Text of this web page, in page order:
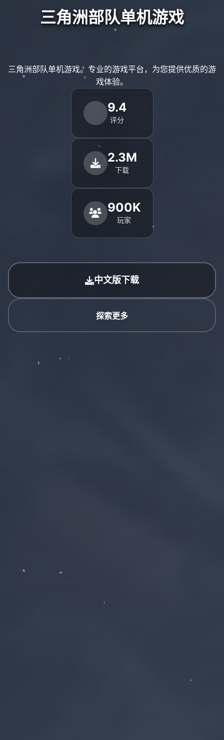
三角洲部队单机游戏
三角洲部队单机游戏。专业的游戏平台，为您提供优质的游
戏体验。
9.4
评分
2.3M
下载
900K
玩家
中文版下载
探索更多